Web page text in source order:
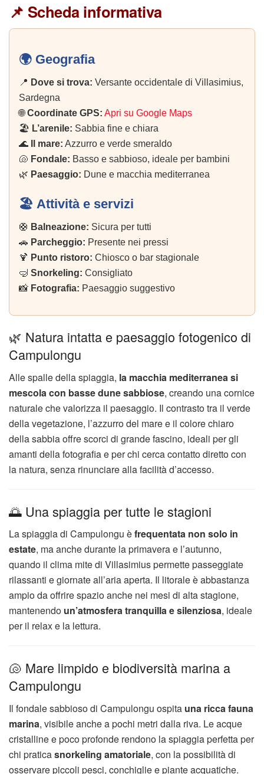
📌 Scheda informativa
🌍 Geografia
📍 Dove si trova: Versante occidentale di Villasimius,
Sardegna
🌐Coordinate GPS: Apri su Google Maps
🏖️ L’arenile: Sabbia fine e chiara
🌊
Il mare: Azzurro e verde smeraldo
🐚 Fondale: Basso e sabbioso, ideale per bambini
🌿 Paesaggio: Dune e macchia mediterranea
🏖️ Attività e servizi
🛟 Balneazione: Sicura per tutti
🚗 Parcheggio: Presente nei pressi
🍹 Punto ristoro: Chiosco o bar stagionale
🤿 Snorkeling: Consigliato
📸 Fotografia: Paesaggio suggestivo
🌿 Natura intatta e paesaggio fotogenico di
Campulongu
Alle spalle della spiaggia, la macchia mediterranea si
mescola con basse dune sabbiose, creando una cornice
naturale che valorizza il paesaggio. Il contrasto tra il verde
della vegetazione, l’azzurro del mare e il colore chiaro
della sabbia offre scorci di grande fascino, ideali per gli
amanti della fotografia e per chi cerca contatto diretto con
la natura, senza rinunciare alla facilità d’accesso.
🌅 Una spiaggia per tutte le stagioni
La spiaggia di Campulongu èfrequentata non solo in
estate, ma anche durante la primavera e l’autunno,
quando il clima mite di Villasimius permette passeggiate
rilassanti e giornate all’aria aperta. Il litorale è abbastanza
ampio da offrire spazio anche nei mesi di alta stagione,
mantenendo un’atmosfera tranquilla e silenziosa, ideale
per il relax e la lettura.
🐚 Mare limpido e biodiversità marina a
Campulongu
Il fondale sabbioso di Campulongu ospita una ricca fauna
marina, visibile anche a pochi metri dalla riva. Le acque
cristalline e poco profonde rendono la spiaggia perfetta per
chi praticasnorkeling amatoriale, con la possibilità di
osservare piccoli pesci, conchiglie e piante acquatiche.